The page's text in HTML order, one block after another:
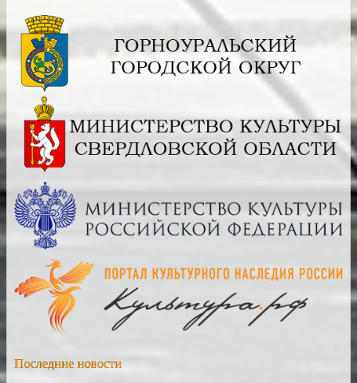
Последние новости